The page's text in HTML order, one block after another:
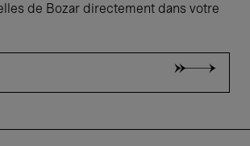
de Bozar directement dans votre